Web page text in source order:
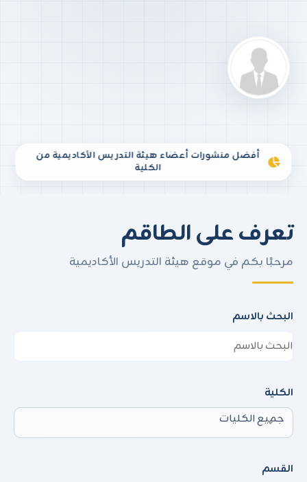
تعرف على الطاقم
مرحبًا بكم في موقع هيئة التدريس الأكاديمية
البحث بالاسم
الكلية
جميع الكليات
القسم
أفضل منشورات أعضاء هيئة التدريس الأكاديمية من
الكلية